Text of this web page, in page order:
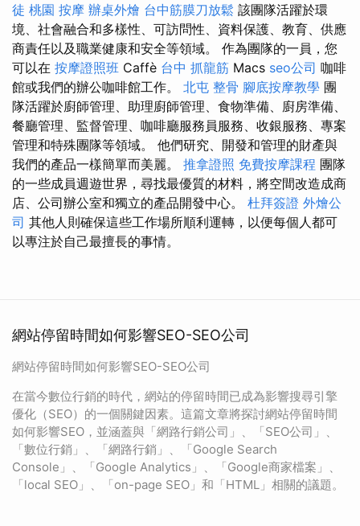
徒 桃園 按摩 辦桌外燴 台中筋膜刀放鬆 該團隊活躍於環
境、社會融合和多樣性、可訪問性、資料保護、教育、供應
商責任以及職業健康和安全等領域。 作為團隊的一員，您
可以在 按摩證照班 Caffè 台中 抓龍筋 Macs seo公司 咖啡
館或我們的辦公咖啡館工作。 北屯 整骨 腳底按摩教學 團
隊活躍於廚師管理、助理廚師管理、食物準備、廚房準備、
餐廳管理、監督管理、咖啡廳服務員服務、收銀服務、專案
管理和特殊團隊等領域。 他們研究、開發和管理的財產與
我們的產品一樣簡單而美麗。 推拿證照 免費按摩課程 團隊
的一些成員週遊世界，尋找最優質的材料，將空間改造成商
店、公司辦公室和獨立的產品開發中心。 杜拜簽證 外燴公
司 其他人則確保這些工作場所順利運轉，以便每個人都可
以專注於自己最擅長的事情。
網站停留時間如何影響SEO-SEO公司
網站停留時間如何影響SEO-SEO公司
在當今數位行銷的時代，網站的停留時間已成為影響搜尋引擎
優化（SEO）的一個關鍵因素。這篇文章將探討網站停留時間
如何影響SEO，並涵蓋與「網路行銷公司」、「SEO公司」、
「數位行銷」、「網路行銷」、「Google Search
Console」、「Google Analytics」、「Google商家檔案」、
「local SEO」、「on-page SEO」和「HTML」相關的議題。